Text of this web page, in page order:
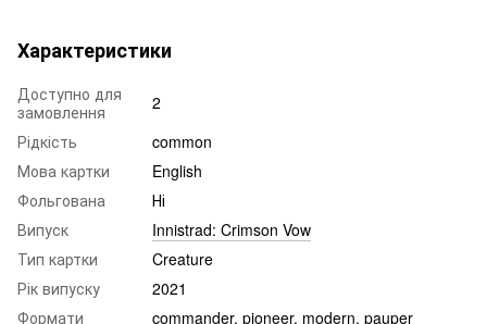
Характеристики
Доступно для
замовлення
2
Рідкість
common
Мова картки
English
Фольгована
Ні
Випуск
Innistrad: Crimson Vow
Тип картки
Creature
Рік випуску
2021
Формати
commander, pioneer, modern, pauper